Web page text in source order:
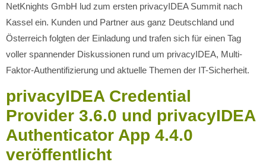
NetKnights GmbH lud zum ersten privacyIDEA Summit nach
Kassel ein. Kunden und Partner aus ganz Deutschland und
Österreich folgten der Einladung und trafen sich für einen Tag
voller spannender Diskussionen rund um privacyIDEA, Multi-
Faktor-Authentifizierung und aktuelle Themen der IT-Sicherheit.
privacyIDEA Credential
Provider 3.6.0 und privacyIDEA
Authenticator App 4.4.0
veröffentlicht